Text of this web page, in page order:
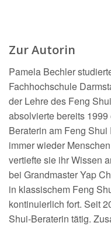
Zur Autorin
Pamela Bechler
Fachhochschule
der Lehre des Feng
absolvierte bereits
Beraterin am Feng
immer wieder
vertiefte sie ihr Wissen
bei Grandmaster Yap
in klassischem Feng
kontinuierlich fort. Seit
Shui-Beraterin tätig.